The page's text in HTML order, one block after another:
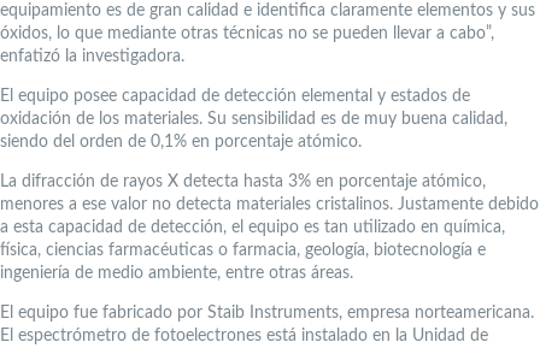
equipamiento es de gran calidad e identifica claramente elementos y sus
óxidos, lo que mediante otras técnicas no se pueden llevar a cabo”,
enfatizó la investigadora.
El equipo posee capacidad de detección elemental y estados de
oxidación de los materiales. Su sensibilidad es de muy buena calidad,
siendo del orden de 0,1% en porcentaje atómico.
La difracción de rayos X detecta hasta 3% en porcentaje atómico,
menores a ese valor no detecta materiales cristalinos. Justamente debido
a esta capacidad de detección, el equipo es tan utilizado en química,
física, ciencias farmacéuticas o farmacia, geología, biotecnología e
ingeniería de medio ambiente, entre otras áreas.
El equipo fue fabricado por Staib Instruments, empresa norteamericana.
El espectrómetro de fotoelectrones está instalado en la Unidad de